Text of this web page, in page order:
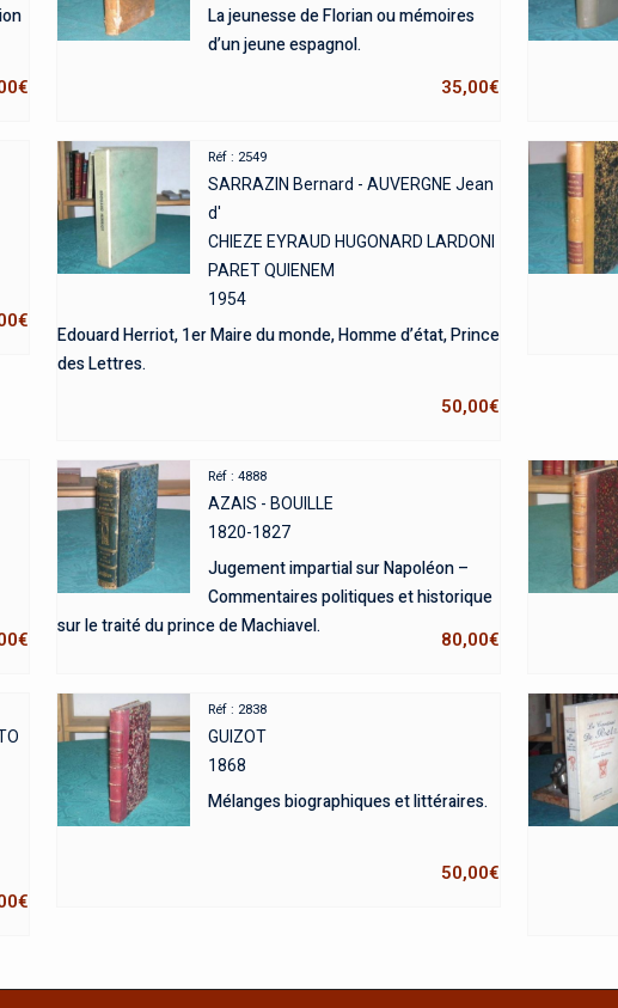
€
La jeunesse de Florian ou mémoires
d’un jeune espagnol.
35,00€
€
Réf : 2549
SARRAZIN Bernard - AUVERGNE Jean
d'
CHIEZE EYRAUD HUGONARD LARDONI
PARET QUIENEM
1954
Edouard Herriot, 1er Maire du monde, Homme d’état, Prince
des Lettres.
50,00€
€
Réf : 4888
AZAIS - BOUILLE
1820-1827
Jugement impartial sur Napoléon –
Commentaires politiques et historique
sur le traité du prince de Machiavel.
80,00€
€
Réf : 2838
GUIZOT
1868
Mélanges biographiques et littéraires.
50,00€